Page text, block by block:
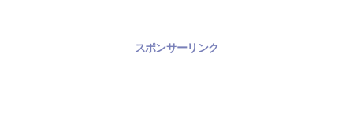
スポンサーリンク